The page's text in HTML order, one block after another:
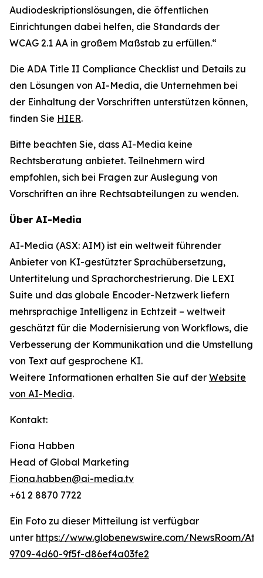
Audiodeskriptionslösungen, die öffentlichen
Einrichtungen dabei helfen, die Standards der
WCAG 2.1 AA in großem Maßstab zu erfüllen.“
Die ADA Title II Compliance Checklist und Details zu
den Lösungen von AI-Media, die Unternehmen bei
der Einhaltung der Vorschriften unterstützen können,
finden Sie HIER.
Bitte beachten Sie, dass AI-Media keine
Rechtsberatung anbietet. Teilnehmern wird
empfohlen, sich bei Fragen zur Auslegung von
Vorschriften an ihre Rechtsabteilungen zu wenden.
Über AI-Media
AI-Media (ASX: AIM) ist ein weltweit führender
Anbieter von KI-gestützter Sprachübersetzung,
Untertitelung und Sprachorchestrierung. Die LEXI
Suite und das globale Encoder-Netzwerk liefern
mehrsprachige Intelligenz in Echtzeit – weltweit
geschätzt für die Modernisierung von Workflows, die
Verbesserung der Kommunikation und die Umstellung
von Text auf gesprochene KI.
Weitere Informationen erhalten Sie auf der Website
von AI-Media.
Kontakt:
Fiona Habben
Head of Global Marketing
Fiona.habben@ai-media.tv
+61 2 8870 7722
Ein Foto zu dieser Mitteilung ist verfügbar
unter https://www.globenewswire.com/NewsRoom/
9709-4d60-9f5f-d86ef4a03fe2